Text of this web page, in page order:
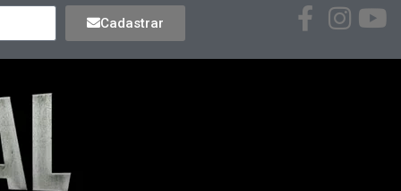
Cadastrar